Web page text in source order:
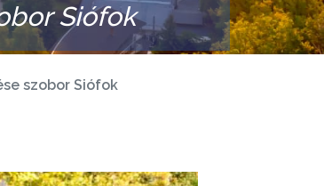
Siófok
szobor Siófok